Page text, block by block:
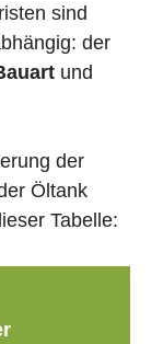
sind
der
und
der
Öltank
Tabelle: